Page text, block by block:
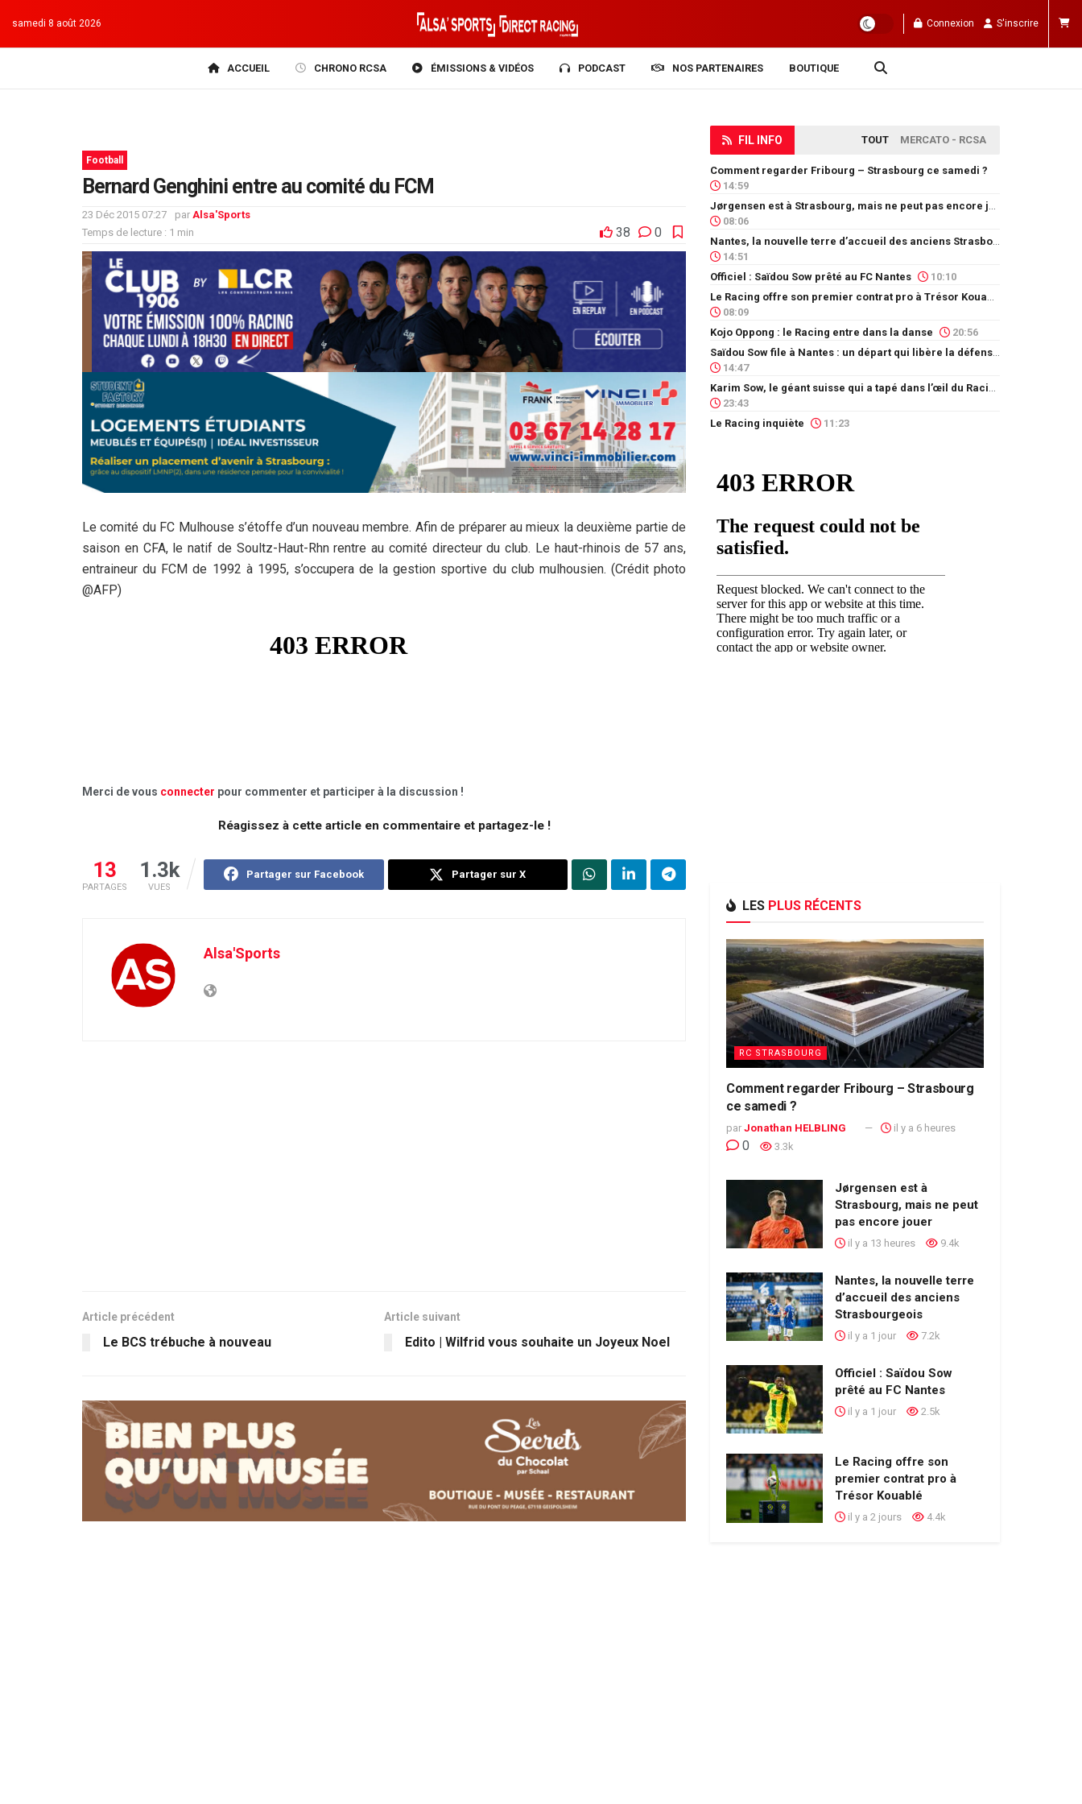
samedi 8 août 2026 Connexion S'inscrire
ACCUEIL CHRONO RCSA ÉMISSIONS & VIDÉOS PODCAST NOS PARTENAIRES BOUTIQUE
Football
Bernard Genghini entre au comité du FCM
23 Déc 2015 07:27 par Alsa'Sports
Temps de lecture : 1 min
38 0
Le comité du FC Mulhouse s’étoffe d’un nouveau membre. Afin de préparer au mieux la deuxième partie de
saison en CFA, le natif de Soultz-Haut-Rhn rentre au comité directeur du club. Le haut-rhinois de 57 ans,
entraineur du FCM de 1992 à 1995, s’occupera de la gestion sportive du club mulhousien. (Crédit photo
@AFP)
Merci de vous connecter pour commenter et participer à la discussion !
Réagissez à cette article en commentaire et partagez-le !
13
PARTAGES
1.3k
VUES
Partager sur Facebook Partager sur X
Alsa'Sports
Article précédent
Le BCS trébuche à nouveau
Article suivant
Edito | Wilfrid vous souhaite un Joyeux Noel
FIL INFO TOUT MERCATO - RCSA
Comment regarder Fribourg – Strasbourg ce samedi ?
14:59
08:06
14:51
Officiel : Saïdou Sow prêté au FC Nantes
10:10
08:09
Kojo Oppong : le Racing entre dans la danse
20:56
14:47
23:43
Le Racing inquiète
11:23
LES PLUS RÉCENTS
RC STRASBOURG
Comment regarder Fribourg – Strasbourg
ce samedi ?
par Jonathan HELBLING il y a 6 heures
0 3.3k
Jørgensen est à
Strasbourg, mais ne peut
pas encore jouer
il y a 13 heures 9.4k
Nantes, la nouvelle terre
d’accueil des anciens
Strasbourgeois
il y a 1 jour 7.2k
Officiel : Saïdou Sow
prêté au FC Nantes
il y a 1 jour 2.5k
Le Racing offre son
premier contrat pro à
Trésor Kouablé
il y a 2 jours 4.4k